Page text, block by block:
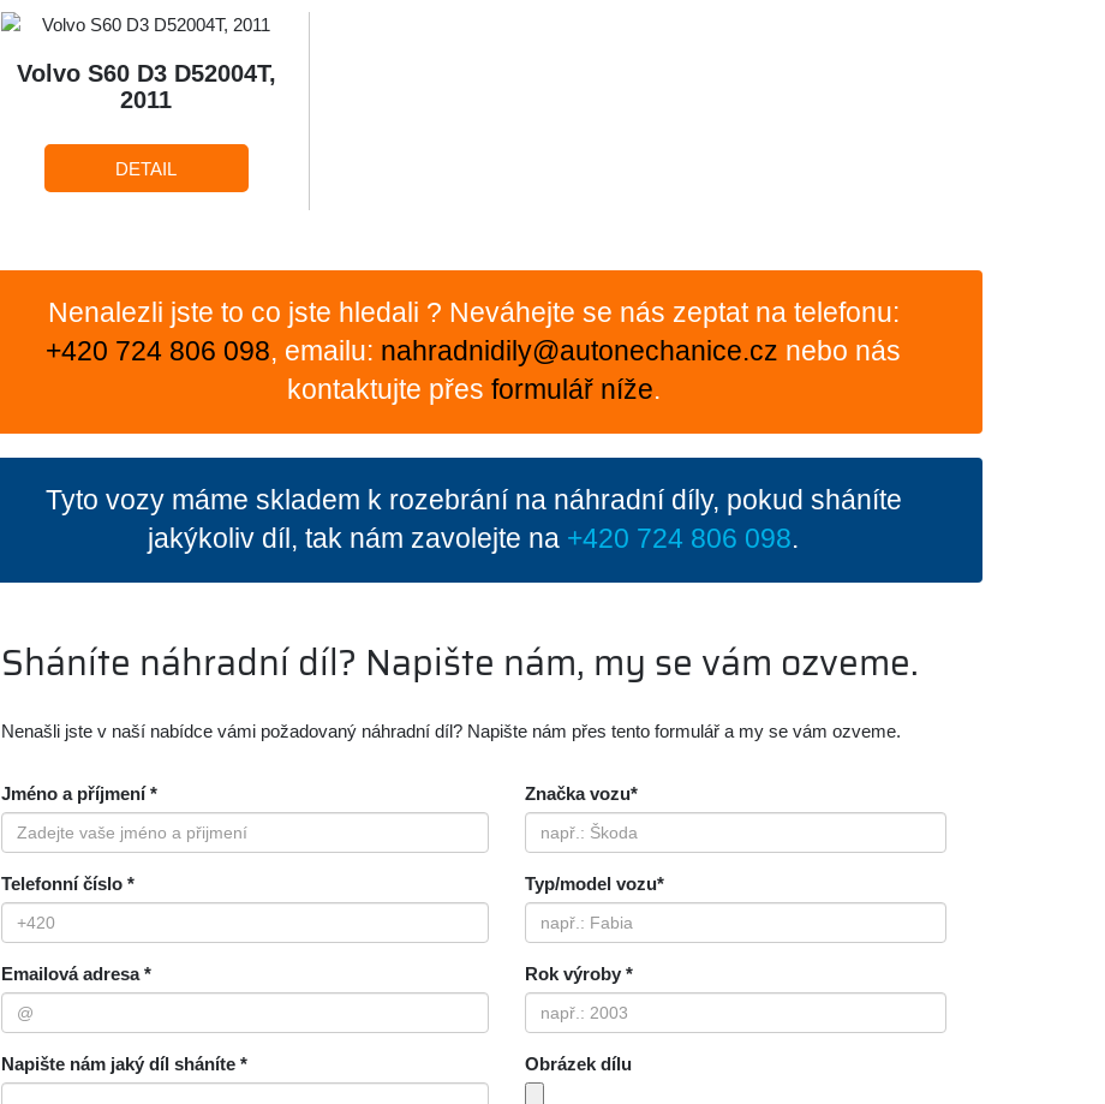
Volvo S60 D3 D52004T,
2011
DETAIL
Nenalezli jste to co jste hledali ? Neváhejte se nás zeptat na telefonu:
+420 724 806 098, emailu: nahradnidily@autonechanice.cz nebo nás
kontaktujte přes formulář níže.
Tyto vozy máme skladem k rozebrání na náhradní díly, pokud sháníte
jakýkoliv díl, tak nám zavolejte na +420 724 806 098.
Sháníte náhradní díl? Napište nám, my se vám ozveme.
Nenašli jste v naší nabídce vámi požadovaný náhradní díl? Napište nám přes tento formulář a my se vám ozveme.
Jméno a příjmení *
Telefonní číslo *
Emailová adresa *
Napište nám jaký díl sháníte *
Značka vozu*
Typ/model vozu*
Rok výroby *
Obrázek dílu